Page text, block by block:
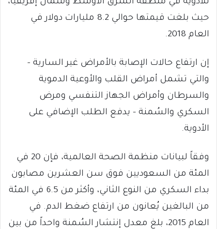
حيث بلغت قيمتها حوالي 8.2 مليارات دولار في
العام 2018.
إن ارتفاع حالات الإصابة بالأمراض غير السارية –
والتي تشمل أمراض القلب والأوعية الدموية
والسرطان وأمراض الجهاز التنفسي ومرض
السكري والسُمنة – يدفع الطلب الإضافي على
الأدوية.
وفقاً لبيانات منظمة الصحة العالمية، فإن 20 في
المئة من السعوديين فوق سن العشرين مصابون
بداء السكري من النوع الثاني، وأكثر من 6.5 في المئة
من البالغين يُعانون من ارتفاع ضغط الدم. في
العام 2015، بلغ معدل إنتشار السُمنة واحداً من بين